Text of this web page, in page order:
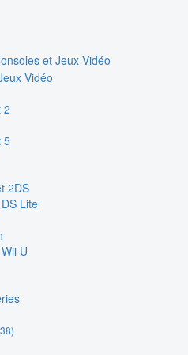
et Jeux Vidéo
Vidéo
2
5
2DS
Lite
U